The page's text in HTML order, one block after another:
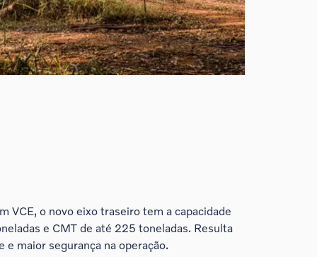
VCE, o novo eixo traseiro tem a capacidade
e CMT de até 225 toneladas. Resulta
maior segurança na operação.